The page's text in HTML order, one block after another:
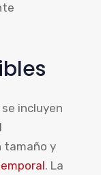
incluyen
tamaño y
. La